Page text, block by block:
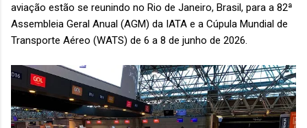
aviação estão se reunindo no Rio de Janeiro, Brasil, para a 82ª
Assembleia Geral Anual (AGM) da IATA e a Cúpula Mundial de
Transporte Aéreo (WATS) de 6 a 8 de junho de 2026.